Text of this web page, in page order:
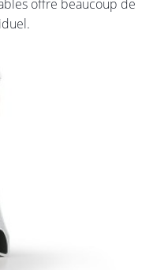
offre beaucoup de